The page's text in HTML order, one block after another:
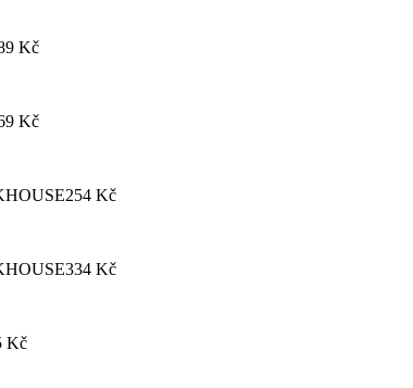
Kč
Kč
254 Kč
334 Kč
Kč